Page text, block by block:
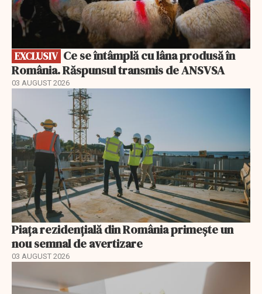
EXCLUSIV
România. Răspunsul transmis de ANSVSA
03 AUGUST 2026
Piața rezidențială din România primește un
nou semnal de avertizare
03 AUGUST 2026